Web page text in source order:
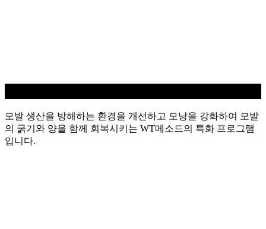
모발 생산을 방해하는 환경을 개선하고 모낭을 강화하여 모발
의 굵기와 양을 함께 회복시키는 WT메소드의 특화 프로그램
입니다.